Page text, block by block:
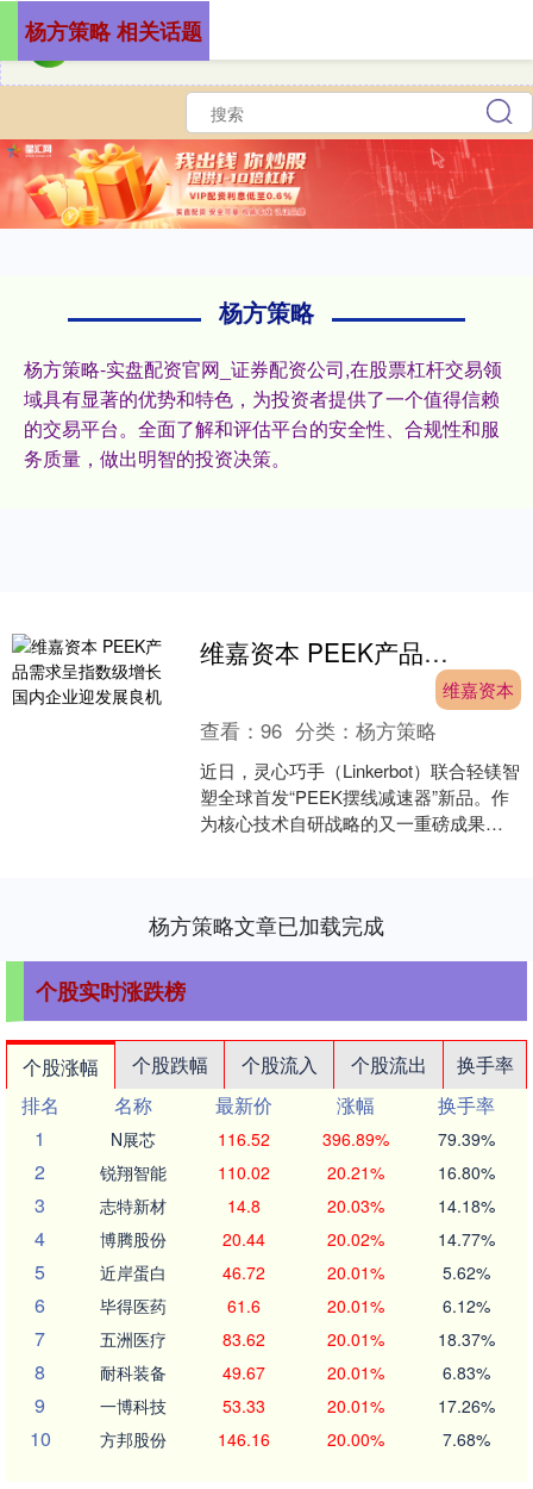
杨方策略
杨方策略-实盘配资官网_证券配资公司,在股票杠杆交易领
域具有显著的优势和特色，为投资者提供了一个值得信赖
的交易平台。全面了解和评估平台的安全性、合规性和服
务质量，做出明智的投资决策。
杨方策略 相关话题
维嘉资本 PEEK产品需求呈指数级增长 国内企业迎发展良机
维嘉资本
查看：96 分类：杨方策略
近日，灵心巧手（Linkerbot）联合轻镁智
塑全球首发“PEEK摆线减速器”新品。作
为核心技术自研战略的又一重磅成果维
杨方策略文章已加载完成
个股实时涨跌榜
个股涨幅 个股跌幅 个股流入 个股流出
换手率
排名
名称 最新价 涨幅
换手率
1
N展芯 116.52 396.89% 79.39%
2 锐翔智能 110.02 20.21% 16.80%
3 志特新材 14.8 20.03% 14.18%
4 博腾股份 20.44 20.02% 14.77%
5 近岸蛋白 46.72 20.01% 5.62%
6 毕得医药 61.6 20.01% 6.12%
7 五洲医疗 83.62 20.01% 18.37%
8 耐科装备 49.67 20.01% 6.83%
9 一博科技 53.33 20.01% 17.26%
10 方邦股份 146.16 20.00% 7.68%